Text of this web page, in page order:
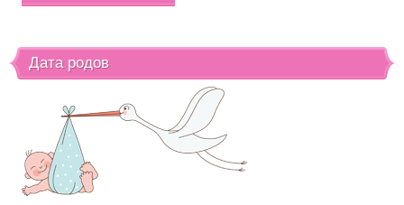
Дата родов